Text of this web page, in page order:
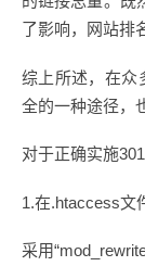
了影响，网站排
综上所述，在众
全的一种途径，
对于正确实施
1.在.htaccess文
采用